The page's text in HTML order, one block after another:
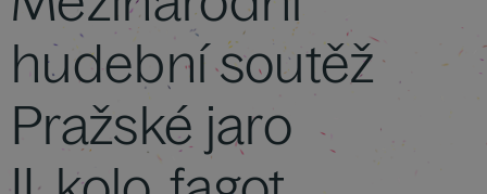
hudební soutěž
Pražské jaro